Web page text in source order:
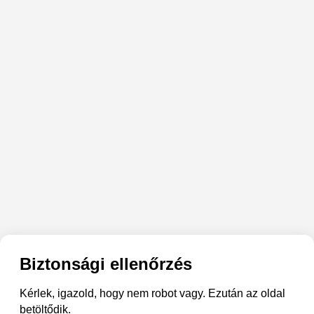
Biztonsági ellenőrzés
Kérlek, igazold, hogy nem robot vagy. Ezután az oldal
betöltődik.